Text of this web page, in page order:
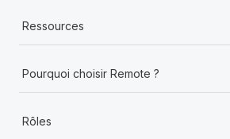
Ressources
Pourquoi choisir Remote ?
Rôles